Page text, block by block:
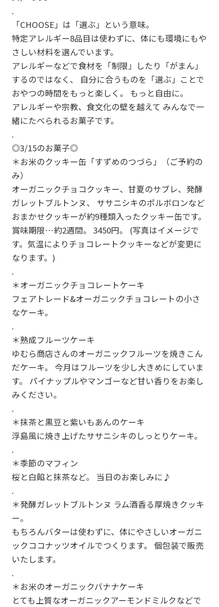
.
「CHOOSE」は「選ぶ」という意味。
特定アレルギー8品目は使わずに、体にも環境にもや
さしい材料を選んでいます。
アレルギーなどで食材を「制限」したり「がまん」
するのではなく、 自分に合うものを「選ぶ」ことで
おやつの時間をもっと楽しく。 もっと自由に。
アレルギーや宗教、食文化の壁を越えて みんなで一
緒にたべられるお菓子です。
.
◎3/15のお菓子◎
＊お米のクッキー缶「すずめのつづら」（ご予約の
み）
オーガニックチョコクッキー、甘夏のサブレ、発酵
ガレットブルトンヌ、 ササニシキのポルボロンなど
おまかせクッキーが約9種類入ったクッキー缶です。
賞味期限…約2週間。 3450円。 (写真はイメージで
す。気温によりチョコレートクッキーなどが変更に
なります。)
.
＊オーガニックチョコレートケーキ
フェアトレード&オーガニックチョコレートの小さ
なケーキ。
.
＊熟成フルーツケーキ
ゆむら商店さんのオーガニックフルーツを焼きこん
だケーキ。 今月はフルーツを少し大きめにしていま
す。 パイナップルやマンゴーなど甘い香りをお楽し
みください。
.
＊抹茶と黒豆と紫いもあんのケーキ
浮島風に焼き上げたササニシキのしっとりケーキ。
.
＊季節のマフィン
桜と白餡と抹茶など。 当日のお楽しみに♪
.
＊発酵ガレットブルトンヌ ラム酒香る厚焼きクッキ
ー。
もちろんバターは使わずに、体にやさしいオーガニ
ックココナッツオイルでつくります。 個包装で販売
いたします。
.
＊お米のオーガニックバナナケーキ
とても上質なオーガニックアーモンドミルクなどで